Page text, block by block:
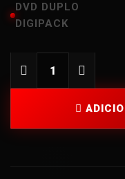
DVD DUPLO
DIGIPACK